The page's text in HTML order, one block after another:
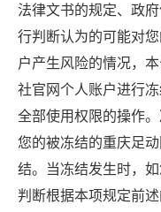
法律文书的规定、政
行判断认为的可能对
户产生风险的情况，
社官网个人账户进行
全部使用权限的操作
您的被冻结的重庆足
结。当冻结发生时，
判断根据本项规定前